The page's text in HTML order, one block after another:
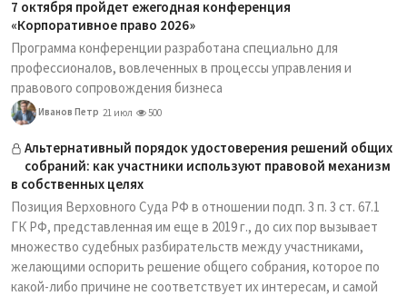
7 октября пройдет ежегодная конференция
«Корпоративное право 2026»
Программа конференции разработана специально для
профессионалов, вовлеченных в процессы управления и
правового сопровождения бизнеса
Иванов Петр 21 июл 500
Альтернативный порядок удостоверения решений общих
собраний: как участники используют правовой механизм
в собственных целях
Позиция Верховного Суда РФ в отношении подп. 3 п. 3 ст. 67.1
ГК РФ, представленная им еще в 2019 г., до сих пор вызывает
множество судебных разбирательств между участниками,
желающими оспорить решение общего собрания, которое по
какой-либо причине не соответствует их интересам, и самой